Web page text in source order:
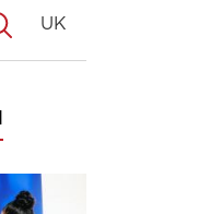
UK